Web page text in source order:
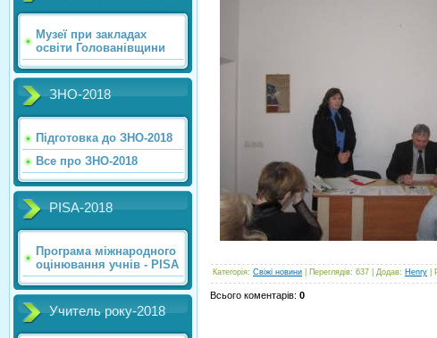
Музеї при закладах
освіти Голованівщини
ЗНО-2018
Підготовка до ЗНО-2018
Все про ЗНО-2018
PISA-2018
Програма міжнародного
оцінювання учнів - PISA
Учитель року-2018
Категорія: Свіжі новини Переглядів: 637 Додав: Henry
Всього коментарів: 0